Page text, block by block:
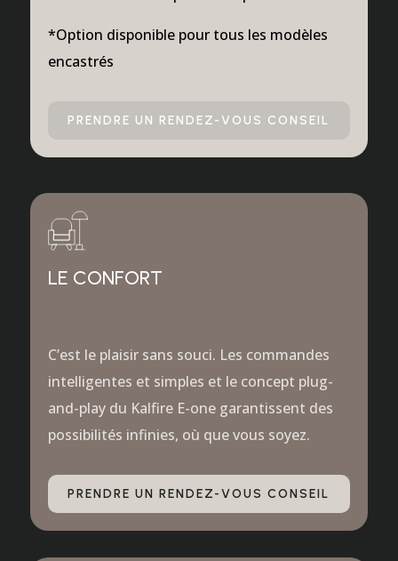
*Option disponible pour tous les modèles
encastrés
PRENDRE UN RENDEZ-VOUS CONSEIL
LE CONFORT
C’est le plaisir sans souci. Les commandes
intelligentes et simples et le concept plug-
and-play du Kalfire E-one garantissent des
possibilités infinies, où que vous soyez.
PRENDRE UN RENDEZ-VOUS CONSEIL